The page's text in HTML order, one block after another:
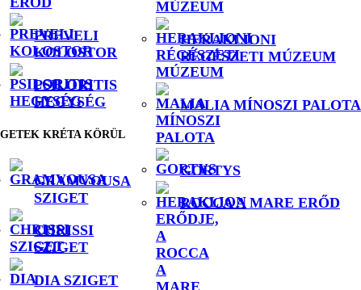
PREVELI
KOLOSTOR
PSILORITIS
HEGYSÉG
KRÉTA KÖRÜL
GRAMVOUSA
SZIGET
CHRISSI
SZIGET
DIA SZIGET
HERAKLIONI
RÉGÉSZETI MÚZEUM
MALIA MÍNOSZI PALOTA
GORTYS
ROCCA A MARE ERŐD